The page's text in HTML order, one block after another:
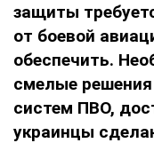
защиты
от боевой
обеспечить.
смелые
систем ПВО,
украинцы